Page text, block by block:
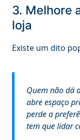
3. Melhore
loja
Existe um dito
Quem não dá
abre espaço
perde a
tem que lidar